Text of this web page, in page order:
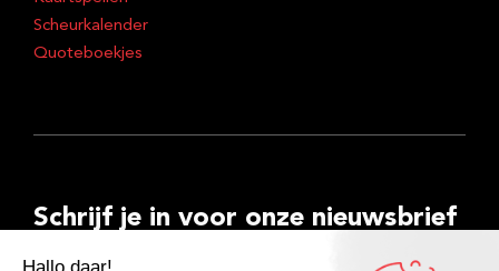
Scheurkalender
Quoteboekjes
Schrijf je in voor onze nieuwsbrief